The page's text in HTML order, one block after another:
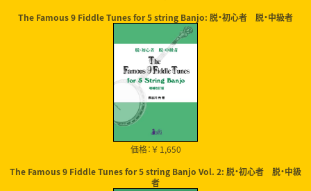
The Famous 9 Fiddle Tunes for 5 string Banjo: 脱・初心者 脱・中級者
価格：￥ 1,650
The Famous 9 Fiddle Tunes for 5 string Banjo Vol. 2: 脱・初心者 脱・中級
者